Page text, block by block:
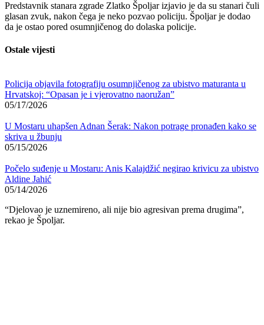
Predstavnik stanara zgrade Zlatko Špoljar izjavio je da su stanari čuli
glasan zvuk, nakon čega je neko pozvao policiju. Špoljar je dodao
da je ostao pored osumnjičenog do dolaska policije.
Ostale vijesti
Policija objavila fotografiju osumnjičenog za ubistvo maturanta u
Hrvatskoj: “Opasan je i vjerovatno naoružan”
05/17/2026
U Mostaru uhapšen Adnan Šerak: Nakon potrage pronađen kako se
skriva u žbunju
05/15/2026
Počelo suđenje u Mostaru: Anis Kalajdžić negirao krivicu za ubistvo
Aldine Jahić
05/14/2026
“Djelovao je uznemireno, ali nije bio agresivan prema drugima”,
rekao je Špoljar.